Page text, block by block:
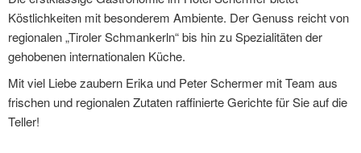
Köstlichkeiten mit besonderem Ambiente. Der Genuss reicht von
regionalen „Tiroler Schmankerln“ bis hin zu Spezialitäten der
gehobenen internationalen Küche.
Mit viel Liebe zaubern Erika und Peter Schermer mit Team aus
frischen und regionalen Zutaten raffinierte Gerichte für Sie auf die
Teller!